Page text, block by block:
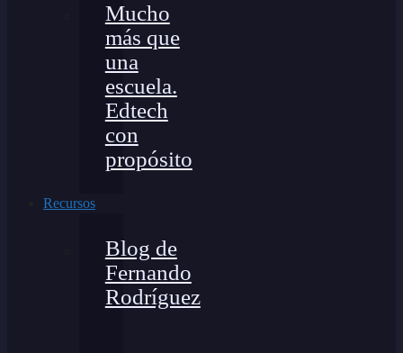
Mucho
más que
una
escuela.
Edtech
con
propósito
Recursos
Blog de
Fernando
Rodríguez